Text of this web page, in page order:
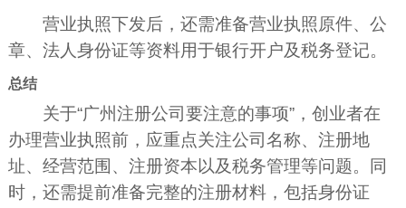
营业执照下发后，还需准备营业执照原件、公
章、法人身份证等资料用于银行开户及税务登记。
总结
关于“广州注册公司要注意的事项”，创业者在
办理营业执照前，应重点关注公司名称、注册地
址、经营范围、注册资本以及税务管理等问题。同
时，还需提前准备完整的注册材料，包括身份证